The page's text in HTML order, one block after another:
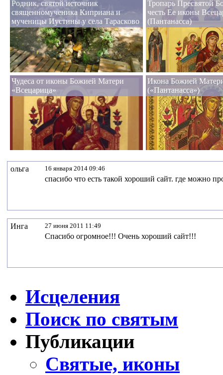
Родник, святой источник
священномученика Киприана и
мученицы Иустины у села Тарасково
Тропарь Пресвятой
честь Ее иконы
(Пантанасса)
Чудеса от иконы Божией Матери
«Всецарица»
Икона Божией
(«Пантанасса»)
ольга 16 января 2014 09:46
спасибо что есть такой хороший сайт. где можно
Инга 27 июня 2011 11:49
Спасибо огромное!!! Очень хороший сайт!!!
Исцеления
Поиск по святым
Публикации
Святые, иконы